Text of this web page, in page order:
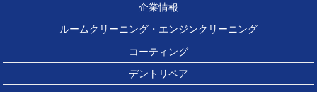
企業情報
ルームクリーニング・エンジンクリーニング
コーティング
デントリペア